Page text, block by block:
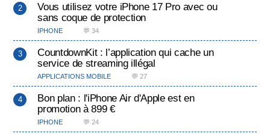
Vous utilisez votre iPhone 17 Pro avec ou
sans coque de protection
IPHONE 💬 34
CountdownKit : l’application qui cache un
service de streaming illégal
APPLICATIONS MOBILE 💬 27
Bon plan : l'iPhone Air d'Apple est en
promotion à 899 €
IPHONE 💬 24